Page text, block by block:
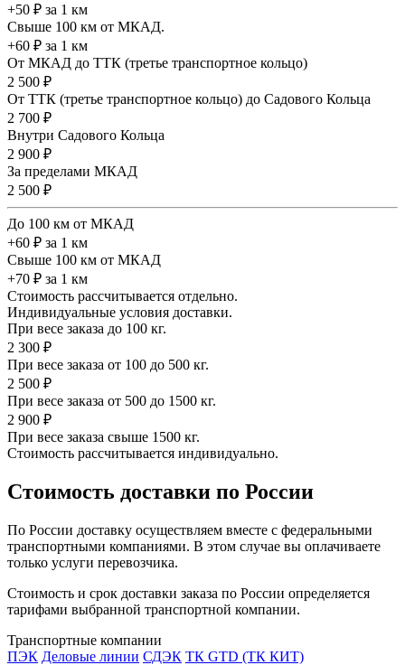
+50 ₽ за 1 км
Свыше 100 км от МКАД.
+60 ₽ за 1 км
От МКАД до ТТК (третье транспортное кольцо)
2 500 ₽
От ТТК (третье транспортное кольцо) до Садового Кольца
2 700 ₽
Внутри Садового Кольца
2 900 ₽
За пределами МКАД
2 500 ₽
До 100 км от МКАД
+60 ₽ за 1 км
Свыше 100 км от МКАД
+70 ₽ за 1 км
Стоимость рассчитывается отдельно.
Индивидуальные условия доставки.
При весе заказа до 100 кг.
2 300 ₽
При весе заказа от 100 до 500 кг.
2 500 ₽
При весе заказа от 500 до 1500 кг.
2 900 ₽
При весе заказа свыше 1500 кг.
Стоимость рассчитывается индивидуально.
Стоимость доставки по России
По России доставку осуществляем вместе с федеральными
транспортными компаниями. В этом случае вы оплачиваете
только услуги перевозчика.
Стоимость и срок доставки заказа по России определяется
тарифами выбранной транспортной компании.
Транспортные компании
ПЭК Деловые линии СДЭК ТК GTD (ТК КИТ)